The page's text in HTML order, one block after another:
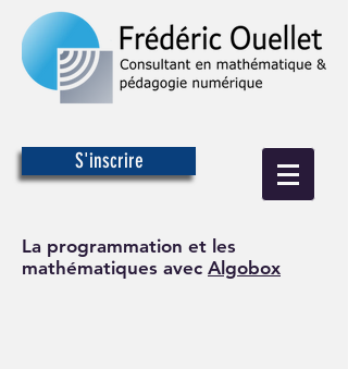
S'inscrire
La programmation et les
mathématiques avec Algobox